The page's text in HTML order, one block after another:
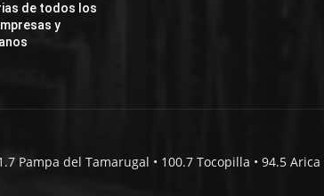
de todos los
y
del Tamarugal • 100.7 Tocopilla • 94.5